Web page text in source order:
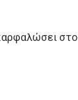
στο